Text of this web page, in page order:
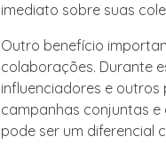
imediato sobre suas
Outro benefício
colaborações. Durante
influenciadores e
campanhas conjuntas e
pode ser um diferencial